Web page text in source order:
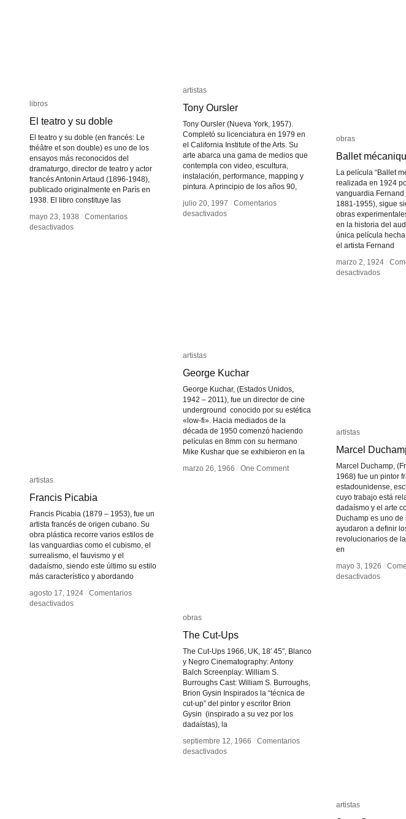
artistas
Tony Oursler
Tony Oursler (Nueva York, 1957).
Completó su licenciatura en 1979 en
el California Institute of the Arts. Su
arte abarca una gama de medios que
contempla con video, escultura,
instalación, performance, mapping y
pintura. A principio de los años 90,
julio 20, 1997 / Comentarios
desactivadosen
artistas
Tony Oursler
julio 20, 1997 / Comentarios
desactivadosen
libros
El teatro y su doble
El teatro y su doble (en francés: Le
théâtre et son double) es uno de los
ensayos más reconocidos del
dramaturgo, director de teatro y actor
francés Antonin Artaud (1896-1948),
publicado originalmente en París en
1938. El libro constituye las
mayo 23, 1938 / Comentarios
desactivadosen
libros
El teatro y su doble
mayo 23, 1938 / Comentarios
desactivadosen
obras
Ballet
La película “Ballet
realizada en 1924
vanguardia Fernand
1881-1955), sigue
obras
en la historia del
única película
el artista Fernand
marzo 2, 1924 /
desactivadosen
obras
Ballet
marzo 2, 1924 /
desactivadosen
artistas
George Kuchar
George Kuchar, (Estados Unidos,
1942 – 2011), fue un director de cine
underground conocido por su estética
«low-fi». Hacia mediados de la
década de 1950 comenzó haciendo
películas en 8mm con su hermano
Mike Kushar que se exhibieron en la
marzo 26, 1966 / One Comment
artistas
George Kuchar
marzo 26, 1966 / One Comment
artistas
Marcel
Marcel Duchamp,
1968) fue un pintor
estadounidense,
cuyo trabajo está
dadaísmo y el arte
Duchamp es uno de
ayudaron a definir
revolucionarios de
en
mayo 3, 1926 /
desactivadosen
artistas
Marcel
mayo 3, 1926 /
desactivadosen
artistas
Francis Picabia
Francis Picabia (1879 – 1953), fue un
artista francés de origen cubano. Su
obra plástica recorre varios estilos de
las vanguardias como el cubismo, el
surrealismo, el fauvismo y el
dadaísmo, siendo este último su estilo
más característico y abordando
agosto 17, 1924 / Comentarios
desactivadosen
artistas
Francis Picabia
agosto 17, 1924 / Comentarios
desactivadosen
obras
The Cut-Ups
The Cut-Ups 1966, UK, 18′ 45″, Blanco
y Negro Cinematography: Antony
Balch Screenplay: William S.
Burroughs Cast: William S. Burroughs,
Brion Gysin Inspirados la “técnica de
cut-up” del pintor y escritor Brion
Gysin (inspirado a su vez por los
dadaístas), la
septiembre 12, 1966 / Comentarios
desactivadosen
obras
The Cut-Ups
septiembre 12, 1966 / Comentarios
desactivadosen
artistas
artistas